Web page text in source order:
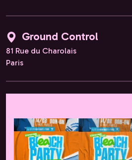
Ground Control
81 Rue du Charolais
Paris